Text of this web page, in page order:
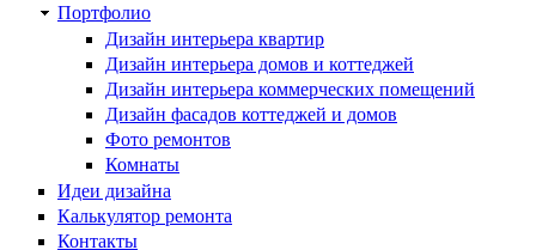
Портфолио
Дизайн интерьера квартир
Дизайн интерьера домов и коттеджей
Дизайн интерьера коммерческих помещений
Дизайн фасадов коттеджей и домов
Фото ремонтов
Комнаты
Идеи дизайна
Калькулятор ремонта
Контакты